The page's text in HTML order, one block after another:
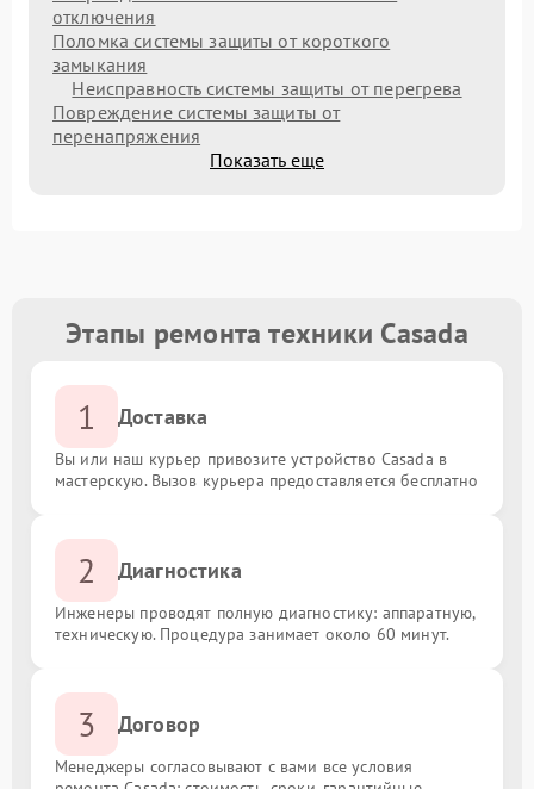
отключения
Поломка системы защиты от короткого
замыкания
Неисправность системы защиты от перегрева
Повреждение системы защиты от
перенапряжения
Показать еще
Этапы ремонта техники Casada
1 Доставка
Вы или наш курьер привозите устройство Casada в
мастерскую. Вызов курьера предоставляется бесплатно
2 Диагностика
Инженеры проводят полную диагностику: аппаратную,
техническую. Процедура занимает около 60 минут.
3 Договор
Менеджеры согласовывают с вами все условия